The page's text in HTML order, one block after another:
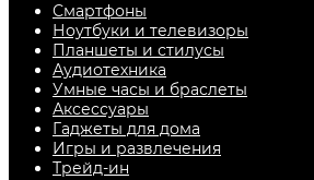
Смартфоны
Ноутбуки и телевизоры
Планшеты и стилусы
Аудиотехника
Умные часы и браслеты
Аксессуары
Гаджеты для дома
Игры и развлечения
Трейд-ин